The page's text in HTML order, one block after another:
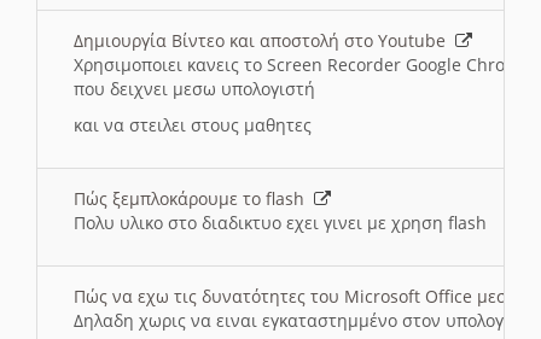
Δημιουργία Βίντεο και αποστολή στο Youtube
Χρησιμοποιει κανεις το Screen Recorder Google Chrome
που δειχνει μεσω υπολογιστή
και να στειλει στους μαθητες
Πώς ξεμπλοκάρουμε το flash
Πολυ υλικο στο διαδικτυο εχει γινει με χρηση flash
Πώς να εχω τις δυνατότητες του Microsoft Office μεσω
Δηλαδη χωρις να ειναι εγκαταστημμένο στον